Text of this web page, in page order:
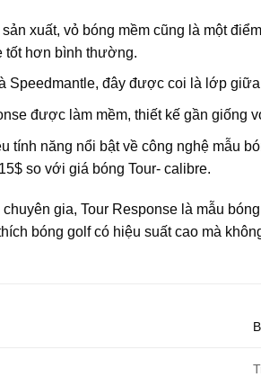
xuất, vỏ bóng mềm cũng là một
tốt hơn bình thường.
Speedmantle, đây được coi là lớp
được làm mềm, thiết kế gần giống
tính năng nổi bật về công nghệ mẫu
so với giá bóng Tour- calibre.
gia, Tour Response là mẫu
bóng golf có hiệu suất cao mà